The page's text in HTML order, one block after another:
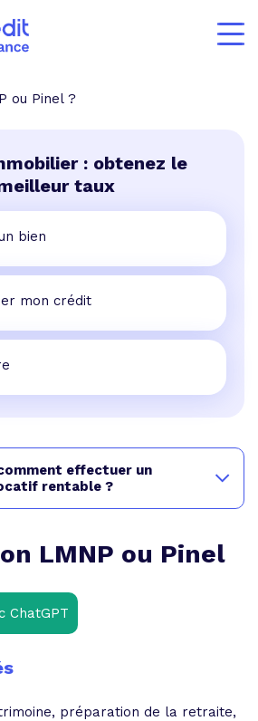
ou Pinel ?
: obtenez le
taux
bien
mon crédit
LMNP ou Pinel
ChatGPT
préparation de la retraite,
effectuer un
rentable ?